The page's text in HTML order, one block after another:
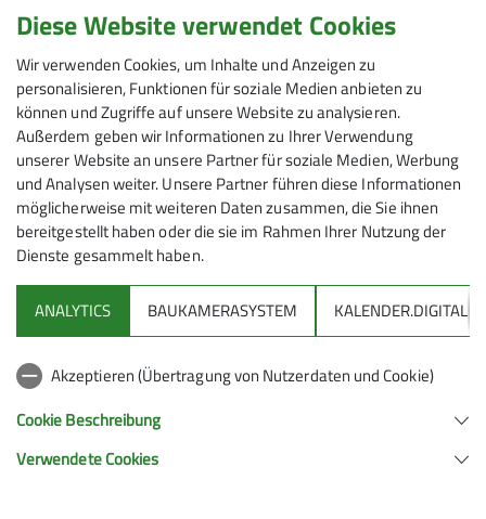
06.08.2023
Senioren
Die Seniorengruppe des Alpenvereins Friedrichshafen
plant amDienstag, 8. August, anstelle des
ursprünglichen Programms die vor Kurzem
ausgefallene Bergwanderung auf denPiesenkopf.
Vom Parkplatz Scheuenalpe hinter Balderschwang
erfolgt der Aufstieg zum Scheuenwasserfall. Von dort
geht es weiter über den Scheuenpass auf den
Piesenkopf (1630 m).
Dinjörgen-Alpe werden hohe Bergstiefel empfohlen.
Diese Website verwendet Cookies
Wir verwenden Cookies, um Inhalte und Anzeigen zu
personalisieren, Funktionen für soziale Medien anbieten zu
können und Zugriffe auf unsere Website zu analysieren.
Außerdem geben wir Informationen zu Ihrer Verwendung
unserer Website an unsere Partner für soziale Medien, Werbung
und Analysen weiter. Unsere Partner führen diese Informationen
möglicherweise mit weiteren Daten zusammen, die Sie ihnen
bereitgestellt haben oder die sie im Rahmen Ihrer Nutzung der
Dienste gesammelt haben.
ANALYTICS BAUKAMERASYSTEM KALENDER.DIGITAL
Akzeptieren (Übertragung von Nutzerdaten und Cookie)
Cookie Beschreibung
Verwendete Cookies